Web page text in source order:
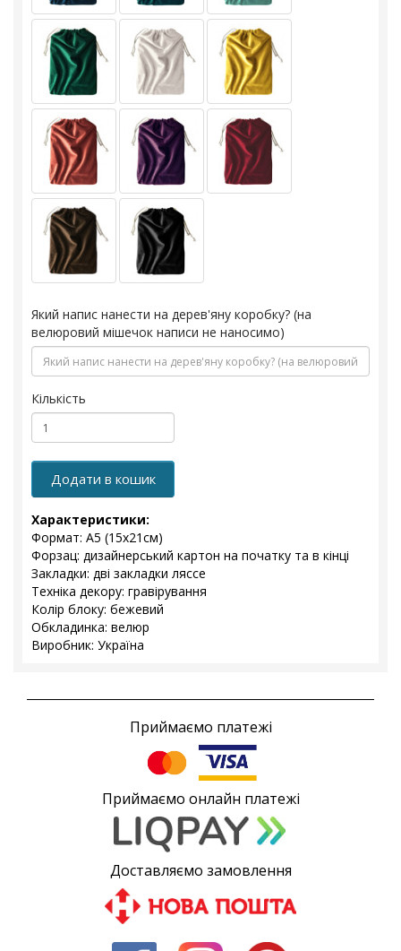
Який напис нанести на дерев'яну коробку? (на
велюровий мішечок написи не наносимо)
Кількість
Додати в кошик
Характеристики:
Формат: А5 (15х21см)
Форзац: дизайнерський картон на початку та в кінці
Закладки: дві закладки ляссе
Техніка декору: гравірування
Колір блоку: бежевий
Обкладинка: велюр
Виробник: Україна
Приймаємо платежі
Приймаємо онлайн платежі
Доставляємо замовлення